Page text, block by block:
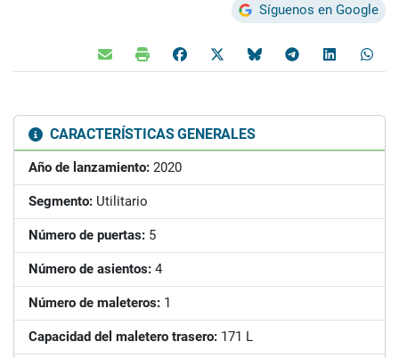
Síguenos en Google
CARACTERÍSTICAS GENERALES
Año de lanzamiento: 2020
Segmento: Utilitario
Número de puertas: 5
Número de asientos: 4
Número de maleteros: 1
Capacidad del maletero trasero: 171 L